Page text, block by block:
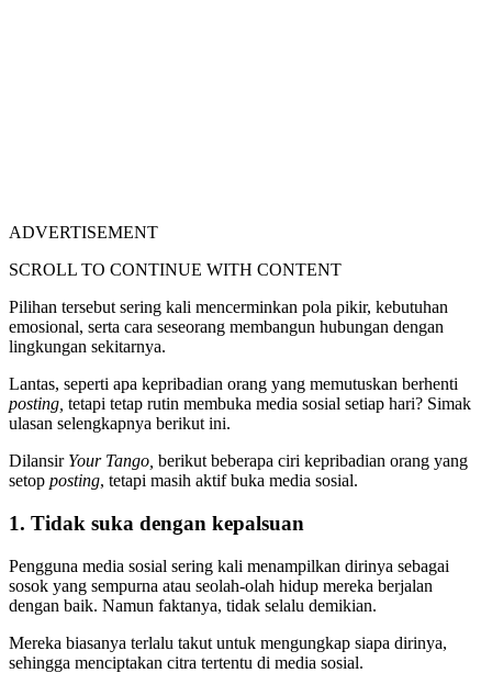
ADVERTISEMENT
SCROLL TO CONTINUE WITH CONTENT
Pilihan tersebut sering kali mencerminkan pola pikir, kebutuhan
emosional, serta cara seseorang membangun hubungan dengan
lingkungan sekitarnya.
Lantas, seperti apa kepribadian orang yang memutuskan berhenti
posting, tetapi tetap rutin membuka media sosial setiap hari? Simak
ulasan selengkapnya berikut ini.
Dilansir Your Tango, berikut beberapa ciri kepribadian orang yang
setop posting, tetapi masih aktif buka media sosial.
1. Tidak suka dengan kepalsuan
Pengguna media sosial sering kali menampilkan dirinya sebagai
sosok yang sempurna atau seolah-olah hidup mereka berjalan
dengan baik. Namun faktanya, tidak selalu demikian.
Mereka biasanya terlalu takut untuk mengungkap siapa dirinya,
sehingga menciptakan citra tertentu di media sosial.